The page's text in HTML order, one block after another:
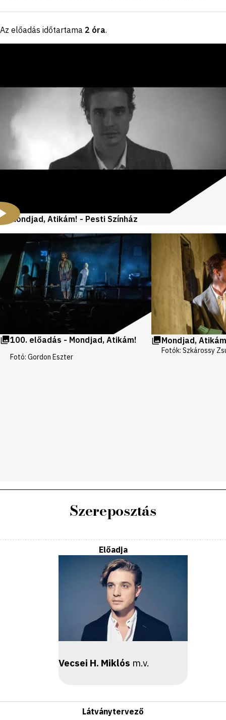
Az előadás időtartama 2 óra.
Mondjad, Atikám! - Pesti Színház
Videók
és
galériák
100. előadás - Mondjad, Atikám!
Fotó: Gordon Eszter
Mondjad,
Fotók: Szkárossy
Szereposztás
Előadja
Vecsei H. Miklós m.v.
Látványtervező